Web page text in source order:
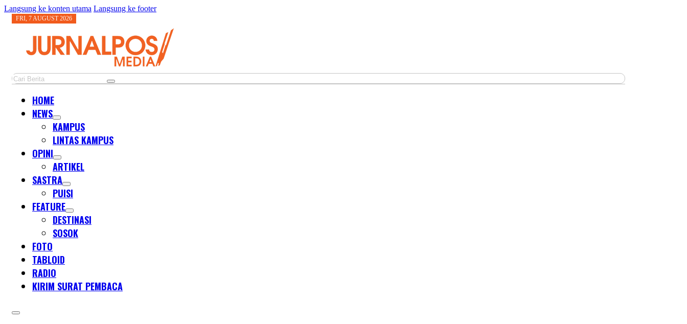
Langsung ke konten utama Langsung ke footer
FRI, 7 AUGUST 2026
Cari
HOME
NEWS
KAMPUS
LINTAS KAMPUS
OPINI
ARTIKEL
SASTRA
PUISI
FEATURE
DESTINASI
SOSOK
FOTO
TABLOID
RADIO
KIRIM SURAT PEMBACA